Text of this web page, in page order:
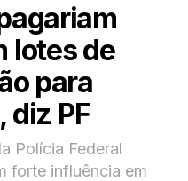
lotes de
para
diz PF
Polícia Federal
forte influência em